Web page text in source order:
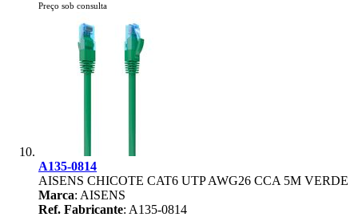
Preço sob consulta
A135-0814
AISENS CHICOTE CAT6 UTP AWG26 CCA 5M VERDE
Marca: AISENS
Ref. Fabricante: A135-0814